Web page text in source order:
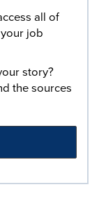
all of
job
story?
the sources